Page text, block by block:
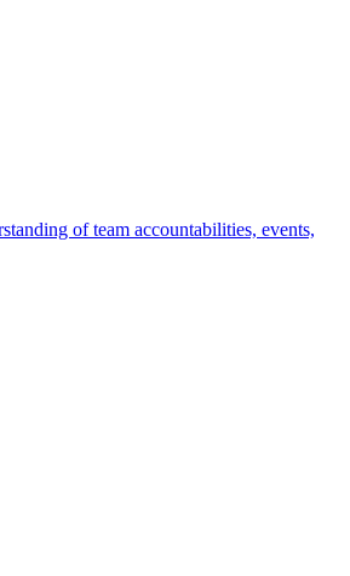
of team accountabilities, events,